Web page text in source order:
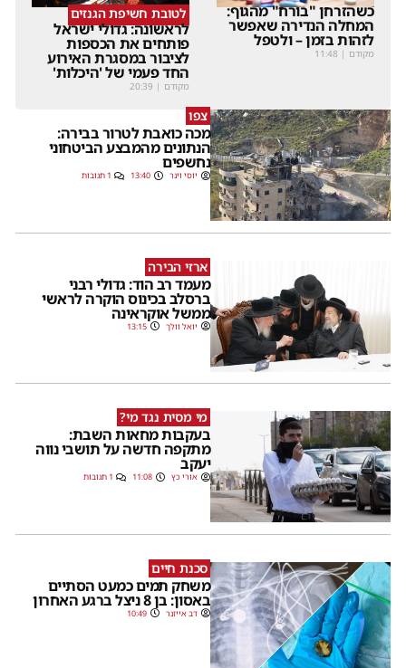
כשהזרחן "בורח" מהגוף:
המחלה הנדירה שאפשר
לזהות בזמן – ולטפל
מקודם |
11:48
לטובת חשיפת הגנזים
לראשונה: גדולי ישראל
פותחים את הכספות
לציבור במסגרת האירוע
החד פעמי של 'היכלות'
מקודם |
20:39
צפו
מכה כואבת לטרור בבירה:
הנתונים מהמבצע הביטחוני
נחשפים
יוסי וינר 13:40 1 תגובות
ארזי הבירה
מעמד רב הוד: גדולי רבני
ברסלב בכינוס הוקרה לראשי
ממשל אוקראינה
יואל וולך 13:15
מי מסית נגד מי?
בעקבות מחאות השבת:
מתקפה חדשה על תושבי נווה
יעקב
אורי כץ 11:08 1 תגובות
סכנת חיים
משחק תמים כמעט הסתיים
באסון: בן 8 ניצל ברגע האחרון
דב אייזנר 10:49